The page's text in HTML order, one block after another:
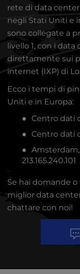
rete di data
negli Stati Uniti e
sono collegate a
livello 1, con i
direttamente sui
internet (IXP) di
Ecco i tempi di
Uniti e in Europa:
Centro dati
Centro dati
213.165.240.101
Se hai domande
miglior data
chattare con noi!